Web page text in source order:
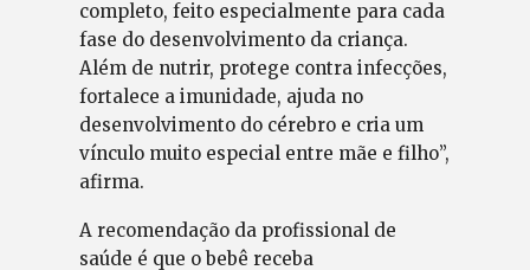
completo, feito especialmente para cada
fase do desenvolvimento da criança.
Além de nutrir, protege contra infecções,
fortalece a imunidade, ajuda no
desenvolvimento do cérebro e cria um
vínculo muito especial entre mãe e filho”,
afirma.
A recomendação da profissional de
saúde é que o bebê receba